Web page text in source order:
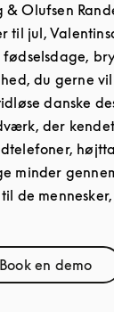
& Olufsen
til jul,
du gerne
danske
der
minder
de
Book en demo
Link